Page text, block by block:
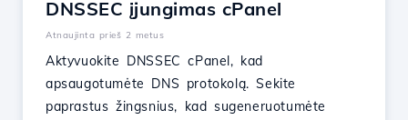
DNSSEC įjungimas cPanel
Atnaujinta prieš 2 metus
Aktyvuokite DNSSEC cPanel, kad
apsaugotumėte DNS protokolą. Sekite
paprastus žingsnius, kad sugeneruotumėte